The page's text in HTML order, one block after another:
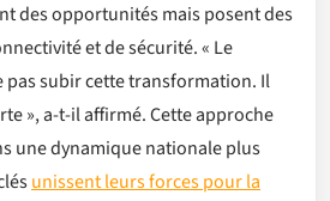
des opportunités mais posent des
et de sécurité. « Le
pas subir cette transformation. Il
», a-t-il affirmé. Cette approche
une dynamique nationale plus
unissent leurs forces pour la